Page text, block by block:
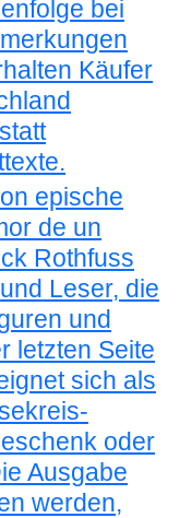
bei
Käufer
epische
de un
Rothfuss
Leser, die
und
letzten Seite
sich als
oder
Ausgabe
werden,